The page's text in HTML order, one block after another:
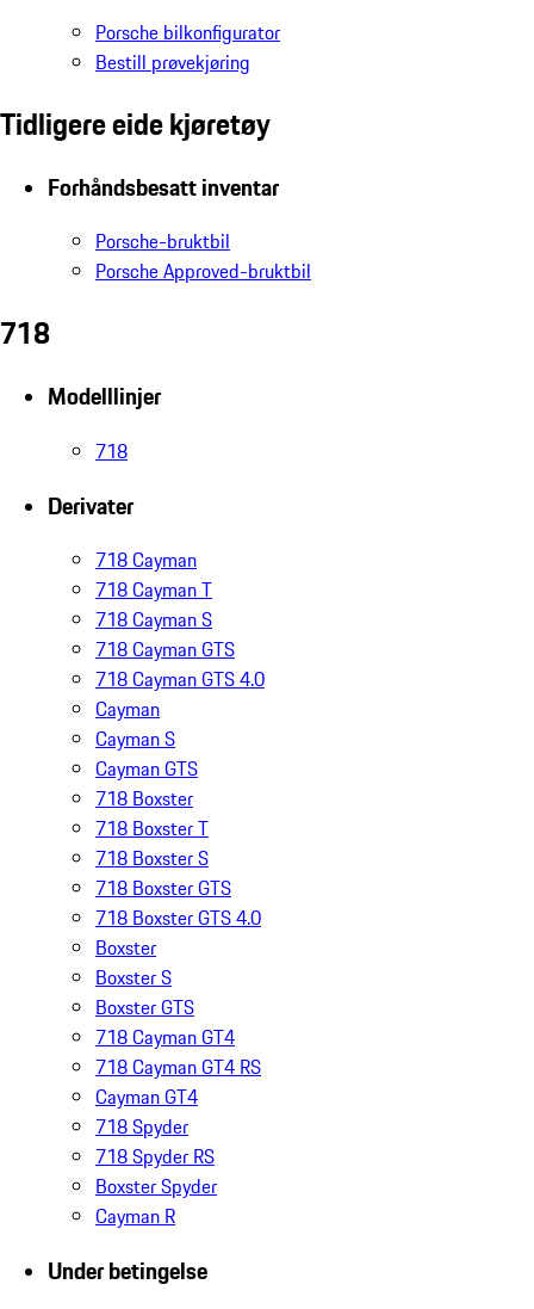
Porsche bilkonfigurator
Bestill prøvekjøring
Tidligere eide kjøretøy
Forhåndsbesatt inventar
Porsche-bruktbil
Porsche Approved-bruktbil
718
Modelllinjer
718
Derivater
718 Cayman
718 Cayman T
718 Cayman S
718 Cayman GTS
718 Cayman GTS 4.0
Cayman
Cayman S
Cayman GTS
718 Boxster
718 Boxster T
718 Boxster S
718 Boxster GTS
718 Boxster GTS 4.0
Boxster
Boxster S
Boxster GTS
718 Cayman GT4
718 Cayman GT4 RS
Cayman GT4
718 Spyder
718 Spyder RS
Boxster Spyder
Cayman R
Under betingelse